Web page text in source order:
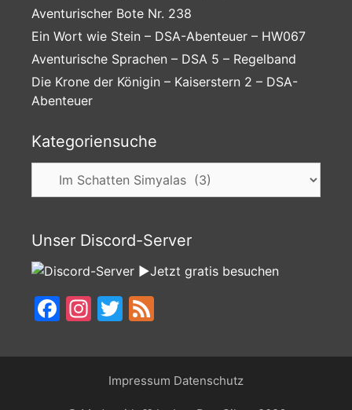
Aventurischer Bote Nr. 238
Ein Wort wie Stein – DSA-Abenteuer – HW067
Aventurische Sprachen – DSA 5 – Regelband
Die Krone der Königin – Kaiserstern 2 – DSA-
Abenteuer
Kategoriensuche
Kategoriensuche
Unser Discord-Server
►Jetzt gratis besuchen
Facebook
Instagram
Twitter
Impressum Datenschutz